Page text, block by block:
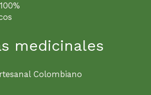
medicinales
Colombiano